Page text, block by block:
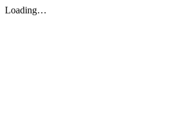
Loading…